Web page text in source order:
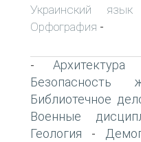
Украинский язык
Орфография -
-
Безопасность
Библиотечное
Военные
Геология -